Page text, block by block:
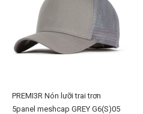
PREMI3R Nón lưỡi trai trơn
5panel meshcap GREY G6(S)05